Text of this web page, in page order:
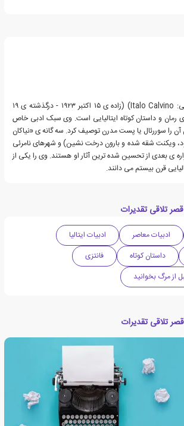
ایتالو کالوینو (به ایتالیایی: Italo Calvino) (زاده ی ۱۵ اکتبر ۱۹۲۳ - درگذشته ی ۱۹
نویسنده ی رمان و داستان کوتاه ایتالیایی است. وی سبک ادبی خاص
را سوررئال یا پست مدرن توصیف کرد. سه گانه ی «نیاکان
ویکنت شقه شده و بارون درخت نشین) و شهرهای نامرئی
ی بعدی از تحسین شده ترین آثار او هستند. وی را یکی از
قرن بیستم می دانند.
تلاقی تقدیرات
ادبیات معاصر
ادبیات ایتالیا
داستان کوتاه
فانتزی
تلاقی تقدیرات